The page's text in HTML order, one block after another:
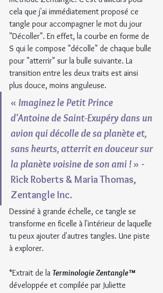
cela que j'ai immédiatement proposé ce
tangle pour accompagner le mot du jour
"Décoller". En effet, la courbe en forme de
S qui le compose "décolle" de chaque bulle
pour "atterrir" sur la bulle suivante. La
transition entre les deux traits est ainsi
plus douce, moins anguleuse.
« Imaginez le Petit Prince
d'Antoine de Saint-Exupéry dans un
avion qui décolle de sa planète et,
sans heurts, atterrit en douceur sur
la planète voisine de son ami ! » -
Rick Roberts & Maria Thomas,
Zentangle Inc.
Dessiné à grande échelle, ce tangle se
transforme en ficelle à l'intérieur de laquelle
tu peux ajouter d'autres tangles. Une piste
à explorer.
*Extrait de la Terminologie Zentangle™
développée et compilée par Juliette